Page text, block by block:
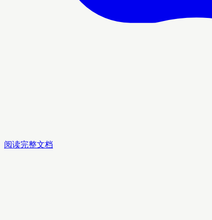
阅读完整文档